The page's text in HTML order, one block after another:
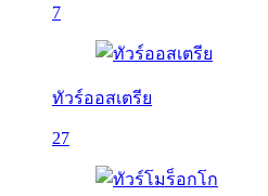
7
ทัวร์ออสเตรีย
27